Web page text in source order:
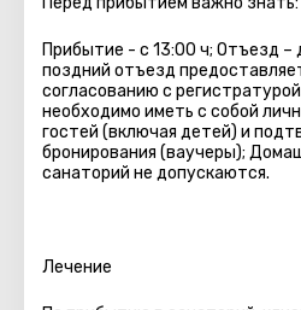
Прибытие - с 13:00 ч; Отъезд –
поздний отъезд
согласованию с
необходимо иметь с собой
гостей (включая детей) и
бронирования (ваучеры);
санаторий не допускаются.
Лечение